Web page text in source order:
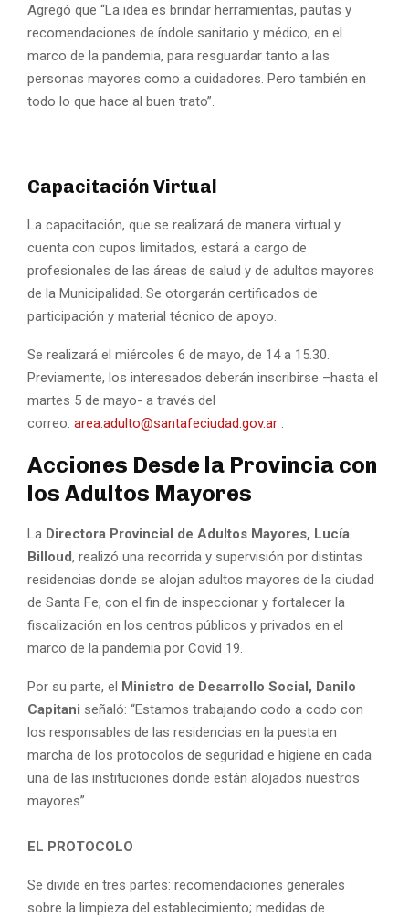
Agregó que “La idea es brindar herramientas, pautas y
recomendaciones de índole sanitario y médico, en el
marco de la pandemia, para resguardar tanto a las
personas mayores como a cuidadores. Pero también en
todo lo que hace al buen trato”.
Capacitación Virtual
La capacitación, que se realizará de manera virtual y
cuenta con cupos limitados, estará a cargo de
profesionales de las áreas de salud y de adultos mayores
de la Municipalidad. Se otorgarán certificados de
participación y material técnico de apoyo.
Se realizará el miércoles 6 de mayo, de 14 a 15.30.
Previamente, los interesados deberán inscribirse –hasta el
martes 5 de mayo- a través del
correo: area.adulto@santafeciudad.gov.ar
Acciones Desde la Provincia con
los Adultos Mayores
La Directora Provincial de Adultos Mayores, Lucía
Billoud, realizó una recorrida y supervisión por distintas
residencias donde se alojan adultos mayores de la ciudad
de Santa Fe, con el fin de inspeccionar y fortalecer la
fiscalización en los centros públicos y privados en el
marco de la pandemia por Covid 19.
Por su parte, el Ministro de Desarrollo Social, Danilo
Capitani señaló: “Estamos trabajando codo a codo con
los responsables de las residencias en la puesta en
marcha de los protocolos de seguridad e higiene en cada
una de las instituciones donde están alojados nuestros
mayores”.
EL PROTOCOLO
Se divide en tres partes: recomendaciones generales
sobre la limpieza del establecimiento; medidas de